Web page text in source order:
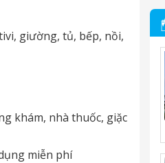
giường, tủ, bếp, nồi,
khám, nhà thuốc, giặc
miễn phí